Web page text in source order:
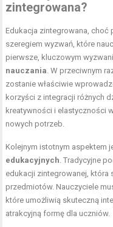
zintegrowana?
Edukacja zintegrowana, choć
szeregiem wyzwań, które
pierwsze, kluczowym
nauczania . W przeciwnym
zostanie właściwie
korzyści z integracji różnych
kreatywności i elastyczności
nowych potrzeb.
Kolejnym istotnym aspektem
edukacyjnych . Tradycyjne
edukacji zintegrowanej, która
przedmiotów. Nauczyciele
które umożliwią skuteczną
atrakcyjną formę dla uczniów.